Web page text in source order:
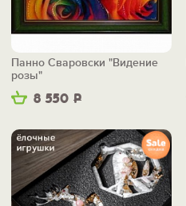
8 550 Р
Панно Сваровски "Видение
розы"